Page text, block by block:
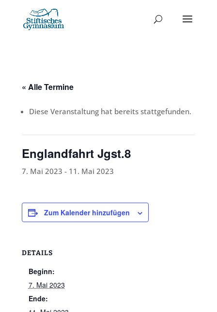
« Alle Termine
Diese Veranstaltung hat bereits stattgefunden.
Englandfahrt Jgst.8
7. Mai 2023 - 11. Mai 2023
Zum Kalender hinzufügen
DETAILS
Beginn:
7. Mai 2023
Ende: